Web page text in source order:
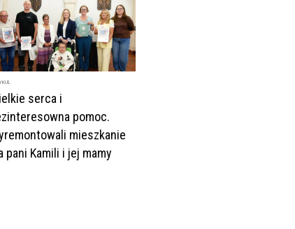
serca i
pomoc.
mieszkanie
pani Kamili i jej mamy